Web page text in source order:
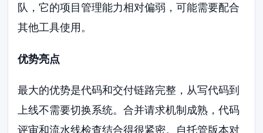
队，它的项目管理能力相对偏弱，可能需要配合
其他工具使用。
优势亮点
最大的优势是代码和交付链路完整，从写代码到
上线不需要切换系统。合并请求机制成熟，代码
评审和流水线检查结合得很紧密。自托管版本对